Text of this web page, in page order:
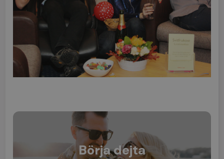
Börja dejta